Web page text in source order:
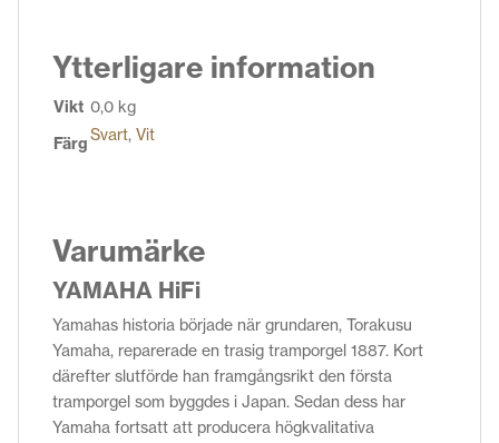
Ytterligare information
Vikt 0,0 kg
FärgSvart, Vit
Varumärke
YAMAHA HiFi
Yamahas historia började när grundaren, Torakusu
Yamaha, reparerade en trasig tramporgel 1887. Kort
därefter slutförde han framgångsrikt den första
tramporgel som byggdes i Japan. Sedan dess har
Yamaha fortsatt att producera högkvalitativa